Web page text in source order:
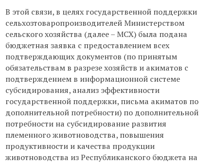
В этой связи, в целях государственной поддержки
сельхозтоваропроизводителей Министерством
сельского хозяйства (далее – МСХ) была подана
бюджетная заявка с предоставлением всех
подтверждающих документов (по принятым
обязательствам в разрезе хозяйств и акиматов с
подтверждением в информационной системе
субсидирования, анализ эффективности
государственной поддержки, письма акиматов по
дополнительной потребности) по дополнительной
потребности на субсидирование развития
племенного животноводства, повышения
продуктивности и качества продукции
животноводства из Республиканского бюджета на